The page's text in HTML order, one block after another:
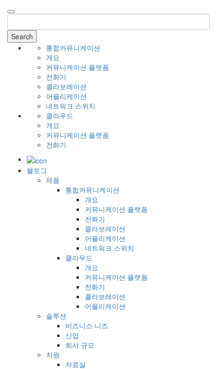
Search
통합커뮤니케이션
개요
커뮤니케이션 플랫폼
전화기
콜라보레이션
어플리케이션
네트워크 스위치
클라우드
개요
커뮤니케이션 플랫폼
전화기
블로그
제품
통합커뮤니케이션
개요
커뮤니케이션 플랫폼
전화기
콜라보레이션
어플리케이션
네트워크 스위치
클라우드
개요
커뮤니케이션 플랫폼
전화기
콜라보레이션
어플리케이션
솔루션
비즈니스 니즈
산업
회사 규모
지원
자료실